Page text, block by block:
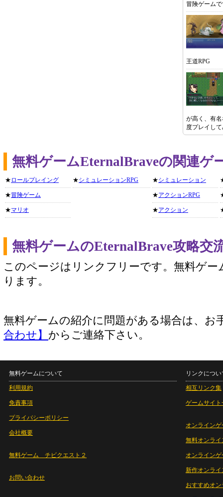
冒険ゲーム
王道RPG
が高く、有
度プレイし
無料ゲームEternalBraveの関連ゲ
★ ロールプレイング
★冒険ゲーム
★マリオ
★シミュレーションRPG ★シミュレーション
★アクションRPG
★アクション
無料ゲームのEternalBrave攻略交
このページはリンクフリーです。無料ゲー
ります。
無料ゲームの紹介に問題がある場合は、お
合わせ】 からご連絡下さい。
無料ゲームについて
利用規約
免責事項
プライバシーポリシー
会社概要
無料ゲーム チビクエスト２
お問い合わせ
リンクについ
相互リンク集
ゲームサイト
オンラインゲ
無料オンライ
オンライン
新作オンライ
おすすめオ